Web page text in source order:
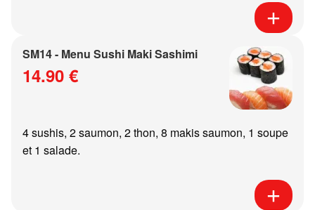
SM14 - Menu Sushi Maki Sashimi
14.90 €
4 sushis, 2 saumon, 2 thon, 8 makis saumon, 1 soupe
et 1 salade.